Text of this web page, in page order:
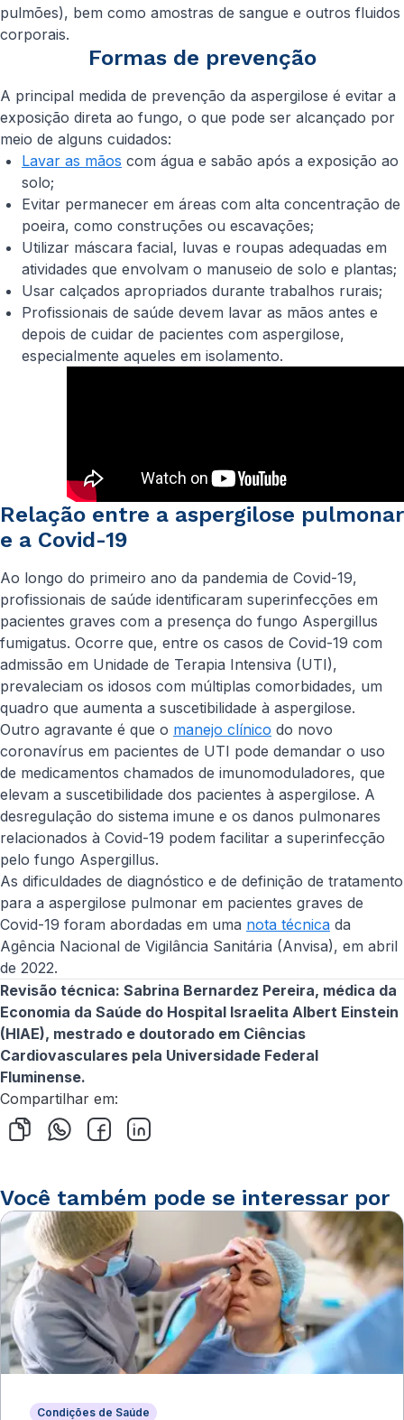
pulmões), bem como amostras de sangue e outros fluidos
corporais.
Formas de prevenção
A principal medida de prevenção da aspergilose é evitar a
exposição direta ao fungo, o que pode ser alcançado por
meio de alguns cuidados:
Lavar as mãos com água e sabão após a exposição ao
solo;
Evitar permanecer em áreas com alta concentração de
poeira, como construções ou escavações;
Utilizar máscara facial, luvas e roupas adequadas em
atividades que envolvam o manuseio de solo e plantas;
Usar calçados apropriados durante trabalhos rurais;
Profissionais de saúde devem lavar as mãos antes e
depois de cuidar de pacientes com aspergilose,
especialmente aqueles em isolamento.
Relação entre a aspergilose pulmonar
e a Covid-19
Ao longo do primeiro ano da pandemia de Covid-19,
profissionais de saúde identificaram superinfecções em
pacientes graves com a presença do fungo Aspergillus
fumigatus. Ocorre que, entre os casos de Covid-19 com
admissão em Unidade de Terapia Intensiva (UTI),
prevaleciam os idosos com múltiplas comorbidades, um
quadro que aumenta a suscetibilidade à aspergilose.
Outro agravante é que o manejo clínico do novo
coronavírus em pacientes de UTI pode demandar o uso
de medicamentos chamados de imunomoduladores, que
elevam a suscetibilidade dos pacientes à aspergilose. A
desregulação do sistema imune e os danos pulmonares
relacionados à Covid-19 podem facilitar a superinfecção
pelo fungo Aspergillus.
As dificuldades de diagnóstico e de definição de tratamento
para a aspergilose pulmonar em pacientes graves de
Covid-19 foram abordadas em uma nota técnica da
Agência Nacional de Vigilância Sanitária (Anvisa), em abril
de 2022.
Revisão técnica: Sabrina Bernardez Pereira, médica da
Economia da Saúde do Hospital Israelita Albert Einstein
(HIAE), mestrado e doutorado em Ciências
Cardiovasculares pela Universidade Federal
Fluminense.
Compartilhar em:
Você também pode se interessar por
Condições de Saúde